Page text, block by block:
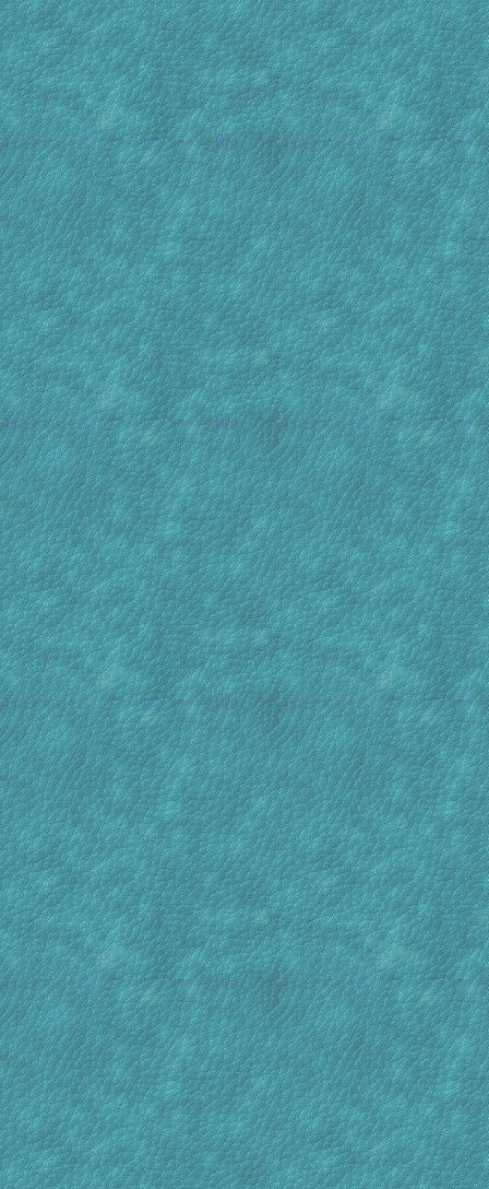
[22 Oct : 05:57]
Bassiekoi
[20 Oct : 11:32]
wat
een
is
met
janh
[18 Oct : 13:08]
Hallo
hier
jaar
weer
PatrickF
[08 Aug : 08:13]
Vijver
kan ik
Kornelis
[07 Aug : 19:54]
vijvers?
muldertje
[29 Jul : 13:48]
Zal
Bassiekoi
[12 Jul : 20:37]
Bas
[07 Jul : 19:44]
In de
Bassiekoi
[06 Jul : 08:15]
En is
Bas
[01 Jul : 20:48]
3
rond
Bas
[24 Jun : 14:11]
Het
Kornelis
[19 Jun : 18:59]
Kornelis
[20 May : 17:59]
goed